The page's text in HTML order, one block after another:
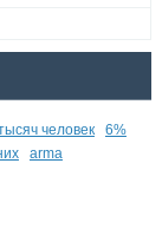
человек
6%
arma